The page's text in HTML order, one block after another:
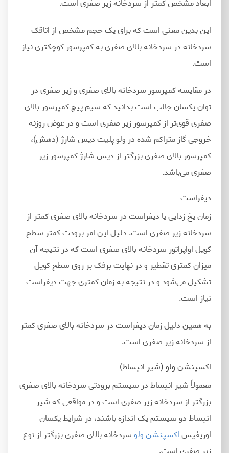
ابعاد مشخص کمتر از سردخانه زیر صفری است.
این بدین معنی است که برای یک حجم مشخص از اتاقک
سردخانه در سردخانه بالای صفری به کمپرسور کوچکتری نیاز
است.
در مقایسه کمپرسور سردخانه بالای صفری و زیر صفری در
توان یکسان جالب است بدانید که سیم پیچ کمپرسور بالای
صفری قویتر از کمپرسور زیر صفری است و در عوض روزنه
خروجی گاز متراکم شده در ولو پلیت دیس شارژ (دهش)،
کمپرسور بالای صفری بزرگتر از دیس شارژ کمپرسور زیر
صفری میباشد.
دیفراست
زمان یخ زدایی یا دیفراست در سردخانه بالای صفری کمتر از
سردخانه زیر صفری است. دلیل این امر برودت کمتر سطح
کویل اواپراتور سردخانه بالای صفری است که در نتیجه آن
میزان کمتری تقطیر و در نهایت برفک بر روی سطح کویل
تشکیل میشود و در نتیجه به زمان کمتری جهت دیفراست
نیاز است.
به همین دلیل زمان دیفراست در سردخانه بالای صفری کمتر
از سردخانه زیر صفری است.
اکسپنشن ولو (شیر انبساط)
معمولاً شیر انبساط در سیستم برودتی سردخانه بالای صفری
بزرگتر از سردخانه زیر صفری است و در مواقعی که شیر
انبساط دو سیستم یک اندازه باشند، در شرایط یکسان
اوریفیساکسپنشن ولوسردخانه بالای صفری بزرگتر از نوع